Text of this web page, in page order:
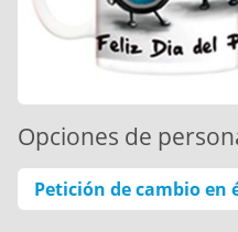
Opciones de
Petición de cambio en